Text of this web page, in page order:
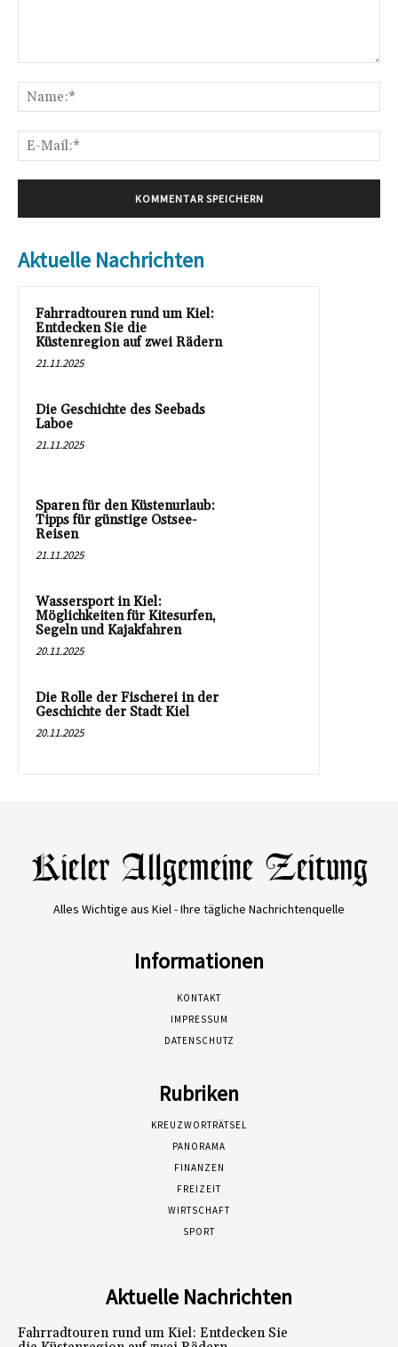
Aktuelle Nachrichten
Fahrradtouren rund um Kiel:
Entdecken Sie die
Küstenregion auf zwei Rädern
21.11.2025
Die Geschichte des Seebads
Laboe
21.11.2025
Sparen für den Küstenurlaub:
Tipps für günstige Ostsee-
Reisen
21.11.2025
Wassersport in Kiel:
Möglichkeiten für Kitesurfen,
Segeln und Kajakfahren
20.11.2025
Die Rolle der Fischerei in der
Geschichte der Stadt Kiel
20.11.2025
Alles Wichtige aus Kiel - Ihre tägliche Nachrichtenquelle
Informationen
KONTAKT
IMPRESSUM
DATENSCHUTZ
Rubriken
KREUZWORTRÄTSEL
PANORAMA
FINANZEN
FREIZEIT
WIRTSCHAFT
SPORT
Aktuelle Nachrichten
Fahrradtouren rund um Kiel: Entdecken Sie